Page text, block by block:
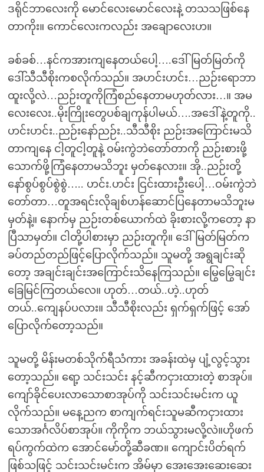
ဒရိုင်ဘာလေးကို မောင်လေးမောင်လေးနဲ့ တသသဖြစ်နေ
တာကိုး။ ကောင်လေးကလည်း အချောလေးဟ။
ခစ်ခစ်…နင်ကအားကျနေတယ်ပေါ့….ဒေါ်မြတ်မြတ်ကို
ဒေါ်သီသီစိုးကစလိုက်သည်။ အဟင်းဟင်း…ညဉ်းရောဘာ
ထူးလို့လဲ…ညဉ်းတူကိုကြံစည်နေတာမဟုတ်လား…။ အမ
လေးလေး..မိုးကြိုးတွေပစ်ချကုန်ပါမယ်….အဒေါ်နဲ့တူကို..
ဟင်းဟင်း..ညဉ်းနော်ညဉ်း..သီသီစိုး ညဉ်းအကြောင်းမသိ
တာကျနေ ငါ့တူငါ့တူနဲ့ ဝမ်းကွဲဘဲတော်တာကို ညဉ်းစားဖို့
သောက်ဖို့ကြံနေတာမသိဘူး မှတ်နေလား။ အို..ညဉ်းတို့
နော်စွပ်စွပ်စွဲစွဲ….. ဟင်း.ဟင်း ငြင်းထားဦးပေါ့…ဝမ်းကွဲဘဲ
တော်တာ…တူအရင်းလိုချစ်ဟန်ဆောင်ပြနေတာမသိဘူးမ
မှတ်နဲ့။ နောက်မှ ညဉ်းတစ်ယောက်ထဲ ခိုးစားလို့ကတော့ နာ
ပြီသာမှတ်။ ငါတို့ပါစားမှာ ညဉ်းတူကို။ ဒေါ်မြတ်မြတ်က
ခပ်တည်တည်ဖြင့်ပြောလိုက်သည်။ သူမတို့ အရွချင်းဆို
တော့ အချင်းချင်းအကြောင်းသိနေကြသည်။ မြွေမြွေချင်း
ခြေမြင်ကြတယ်လေ။ ဟုတ်…တယ်..ဟဲ့..ဟုတ်
တယ်..ကျေနပ်ပလား။ သီသီစိုးလည်း ရှက်ရှက်ဖြင့် အော်
ပြောလိုက်တော့သည်။
သူမတို့ မိန်းမတစ်သိုက်ရီသံကား အခန်းထဲမှ ပျံ့လွင့်သွား
တော့သည်။ ရော့ သင်းသင်း နင့်ဆီကငှားထားတဲ့ စာအုပ်။
ကျော်ခိုင်ပေးလာသောစာအုပ်ကို သင်းသင်းမင်းက ယူ
လိုက်သည်။ မနေ့ညက စာကျက်ရင်းသူမဆီကငှားထား
သောအင်္ဂလိပ်စာအုပ်။ ကိုကိုက ဘယ်သွားမလို့လဲ။ဟိုဖက်
ရပ်ကွက်ထဲက အောင်မော်တို့ဆီခဏ။ ကျောင်းပိတ်ရက်
ဖြစ်သဖြင့် သင်းသင်းမင်းက အိမ်မှာ အေးအေးဆေးဆေး